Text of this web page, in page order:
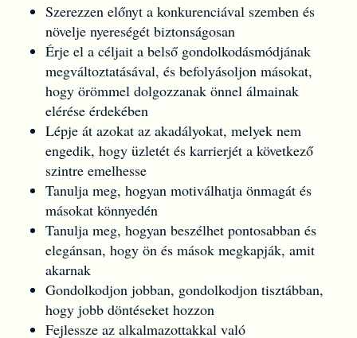
Szerezzen előnyt a konkurenciával szemben és
növelje nyereségét biztonságosan
Érje el a céljait a belső gondolkodásmódjának
megváltoztatásával, és befolyásoljon másokat,
hogy örömmel dolgozzanak önnel álmainak
elérése érdekében
Lépje át azokat az akadályokat, melyek nem
engedik, hogy üzletét és karrierjét a következő
szintre emelhesse
Tanulja meg, hogyan motiválhatja önmagát és
másokat könnyedén
Tanulja meg, hogyan beszélhet pontosabban és
elegánsan, hogy ön és mások megkapják, amit
akarnak
Gondolkodjon jobban, gondolkodjon tisztábban,
hogy jobb döntéseket hozzon
Fejlessze az alkalmazottakkal való